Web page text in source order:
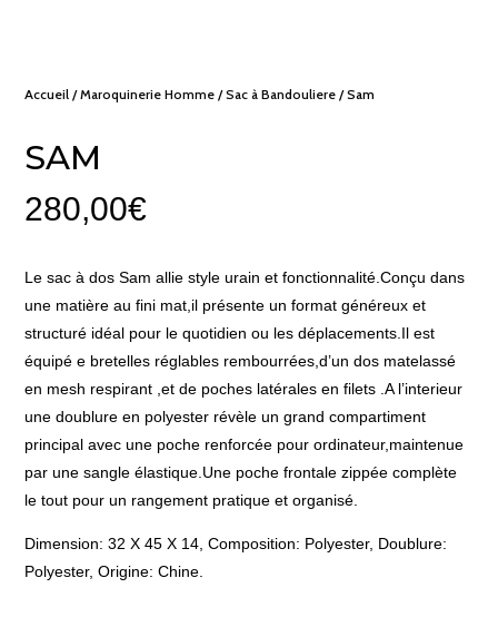
Accueil /Maroquinerie Homme /Sac à Bandouliere / Sam
SAM
280,00€
Le sac à dos Sam allie style urain et fonctionnalité.Conçu dans
une matière au fini mat,il présente un format généreux et
structuré idéal pour le quotidien ou les déplacements.Il est
équipé e bretelles réglables rembourrées,d’un dos matelassé
en mesh respirant ,et de poches latérales en filets .A l’interieur
une doublure en polyester révèle un grand compartiment
principal avec une poche renforcée pour ordinateur,maintenue
par une sangle élastique.Une poche frontale zippée complète
le tout pour un rangement pratique et organisé.
Dimension: 32 X 45 X 14, Composition: Polyester, Doublure:
Polyester, Origine: Chine.